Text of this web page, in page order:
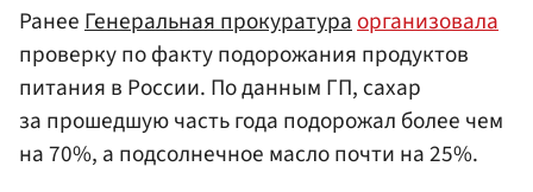
РанееГенеральная прокуратураорганизовала
проверку по факту подорожания продуктов
питания в России. По данным ГП, сахар
за прошедшую часть года подорожал более чем
на 70%, а подсолнечное масло почти на 25%.